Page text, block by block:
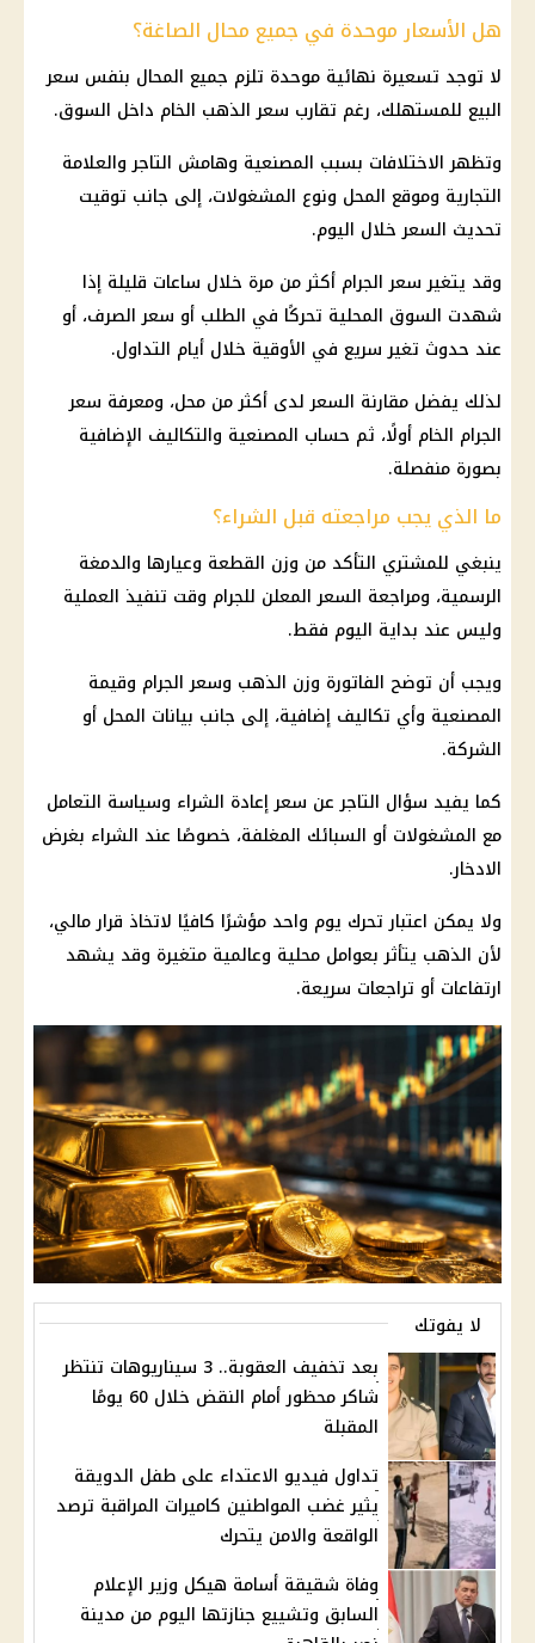
هل الأسعار موحدة في جميع محال الصاغة؟
لا توجد تسعيرة نهائية موحدة تلزم جميع المحال بنفس سعر
البيع للمستهلك، رغم تقارب سعر الذهب الخام داخل السوق.
وتظهر الاختلافات بسبب المصنعية وهامش التاجر والعلامة
التجارية وموقع المحل ونوع المشغولات، إلى جانب توقيت
تحديث السعر خلال اليوم.
وقد يتغير سعر الجرام أكثر من مرة خلال ساعات قليلة إذا
شهدت السوق المحلية تحركًا في الطلب أو سعر الصرف، أو
عند حدوث تغير سريع في الأوقية خلال أيام التداول.
لذلك يفضل مقارنة السعر لدى أكثر من محل، ومعرفة سعر
الجرام الخام أولًا، ثم حساب المصنعية والتكاليف الإضافية
بصورة منفصلة.
ما الذي يجب مراجعته قبل الشراء؟
ينبغي للمشتري التأكد من وزن القطعة وعيارها والدمغة
الرسمية، ومراجعة السعر المعلن للجرام وقت تنفيذ العملية
وليس عند بداية اليوم فقط.
ويجب أن توضح الفاتورة وزن الذهب وسعر الجرام وقيمة
المصنعية وأي تكاليف إضافية، إلى جانب بيانات المحل أو
الشركة.
كما يفيد سؤال التاجر عن سعر إعادة الشراء وسياسة التعامل
مع المشغولات أو السبائك المغلفة، خصوصًا عند الشراء بغرض
الادخار.
ولا يمكن اعتبار تحرك يوم واحد مؤشرًا كافيًا لاتخاذ قرار مالي،
لأن الذهب يتأثر بعوامل محلية وعالمية متغيرة وقد يشهد
ارتفاعات أو تراجعات سريعة.
لا يفوتك
بعد تخفيف العقوبة.. 3 سيناريوهات تنتظر
شاكر محظور أمام النقض خلال 60 يومًا
المقبلة
تداول فيديو الاعتداء على طفل الدويقة
يثير غضب المواطنين كاميرات المراقبة ترصد
الواقعة والامن يتحرك
وفاة شقيقة أسامة هيكل وزير الإعلام
السابق وتشييع جنازتها اليوم من مدينة